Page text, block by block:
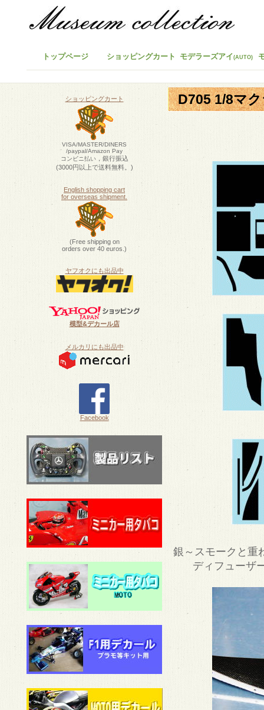
D705 1/8マ
銀～スモークと重
ディフューザ
トップページ ショッピングカート モデラーズアイ(AUTO)
ショッピングカート
VISA/MASTER/DINERS
/paypal/Amazon Pay
コンビニ払い，銀行振込
(3000円以上で送料無料。)
English shopping cart
for overseas shipment.
(Free shipping on
orders over 40 euros.)
ヤフオクにも出品中
模型&デカール店
メルカリにも出品中
Facebook